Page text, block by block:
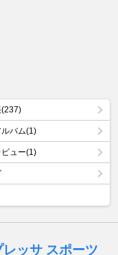
(237)
バム(1)
ュー(1)
ッサ スポーツ